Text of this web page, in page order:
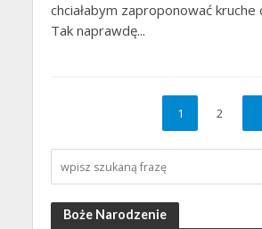
chciałabym zaproponować kruche
Tak naprawdę...
1 2
Boże Narodzenie